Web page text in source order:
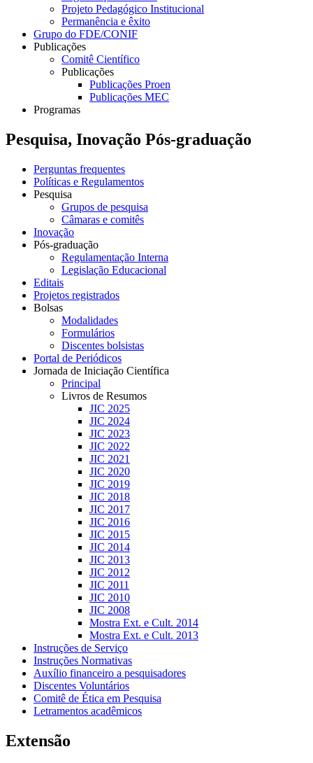
Projeto Pedagógico Institucional
Permanência e êxito
Grupo do FDE/CONIF
Publicações
Comitê Científico
Publicações
Publicações Proen
Publicações MEC
Programas
Pesquisa, Inovação Pós-graduação
Perguntas frequentes
Políticas e Regulamentos
Pesquisa
Grupos de pesquisa
Câmaras e comitês
Inovação
Pós-graduação
Regulamentação Interna
Legislação Educacional
Editais
Projetos registrados
Bolsas
Modalidades
Formulários
Discentes bolsistas
Portal de Periódicos
Jornada de Iniciação Científica
Principal
Livros de Resumos
JIC 2025
JIC 2024
JIC 2023
JIC 2022
JIC 2021
JIC 2020
JIC 2019
JIC 2018
JIC 2017
JIC 2016
JIC 2015
JIC 2014
JIC 2013
JIC 2012
JIC 2011
JIC 2010
JIC 2008
Mostra Ext. e Cult. 2014
Mostra Ext. e Cult. 2013
Instruções de Serviço
Instruções Normativas
Auxílio financeiro a pesquisadores
Discentes Voluntários
Comitê de Ética em Pesquisa
Letramentos acadêmicos
Extensão